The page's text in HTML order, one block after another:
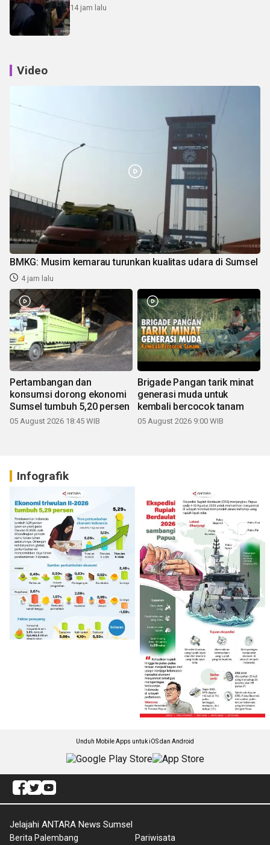
14 jam lalu
Video
BMKG: Musim kemarau turunkan kualitas udara di Sumsel
4 jam lalu
Pertambangan dan
konsumsi dorong ekonomi
Sumsel tumbuh 5,20 persen
05 August 2026 18:45 WIB
Brigade Pangan tarik minat
generasi muda untuk
kembali bercocok tanam
05 August 2026 9:00 WIB
Infografik
Unduh Mobile Apps untuk iOS dan Android
Jelajahi ANTARA News Sumsel
Berita Palembang Pariwisata